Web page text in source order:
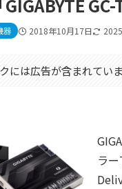
器 2018年10月17日
には広告が含まれていま
ラ